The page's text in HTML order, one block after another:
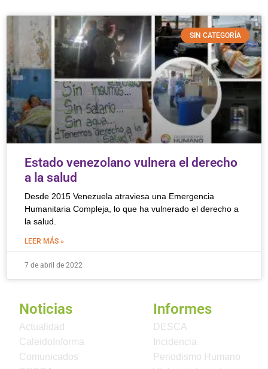
SIN CATEGORÍA
Estado venezolano vulnera el derecho
a la salud
Desde 2015 Venezuela atraviesa una Emergencia
Humanitaria Compleja, lo que ha vulnerado el derecho a
la salud.
LEER MÁS »
7 de abril de 2022
Noticias
Actualidad
CaleidoInforma
Comunicados
Informes
DESCA
Incidencia
Periodismo Humano